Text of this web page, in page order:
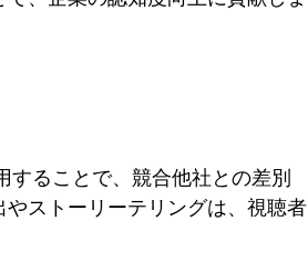
することで、競合他社との差別
ストーリーテリングは、視聴者